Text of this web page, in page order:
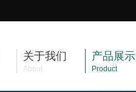
关于我们
About
产品展示
Product